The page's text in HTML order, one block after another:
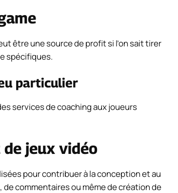
être une source de profit si l’on sait tirer
spécifiques.
particulier
services de coaching aux joueurs
jeux vidéo
pour contribuer à la conception et au
commentaires ou même de création de